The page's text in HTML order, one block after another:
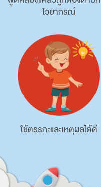
ไวยากรณ์
ใช้ตรรกะและเหตุผลได้ดี